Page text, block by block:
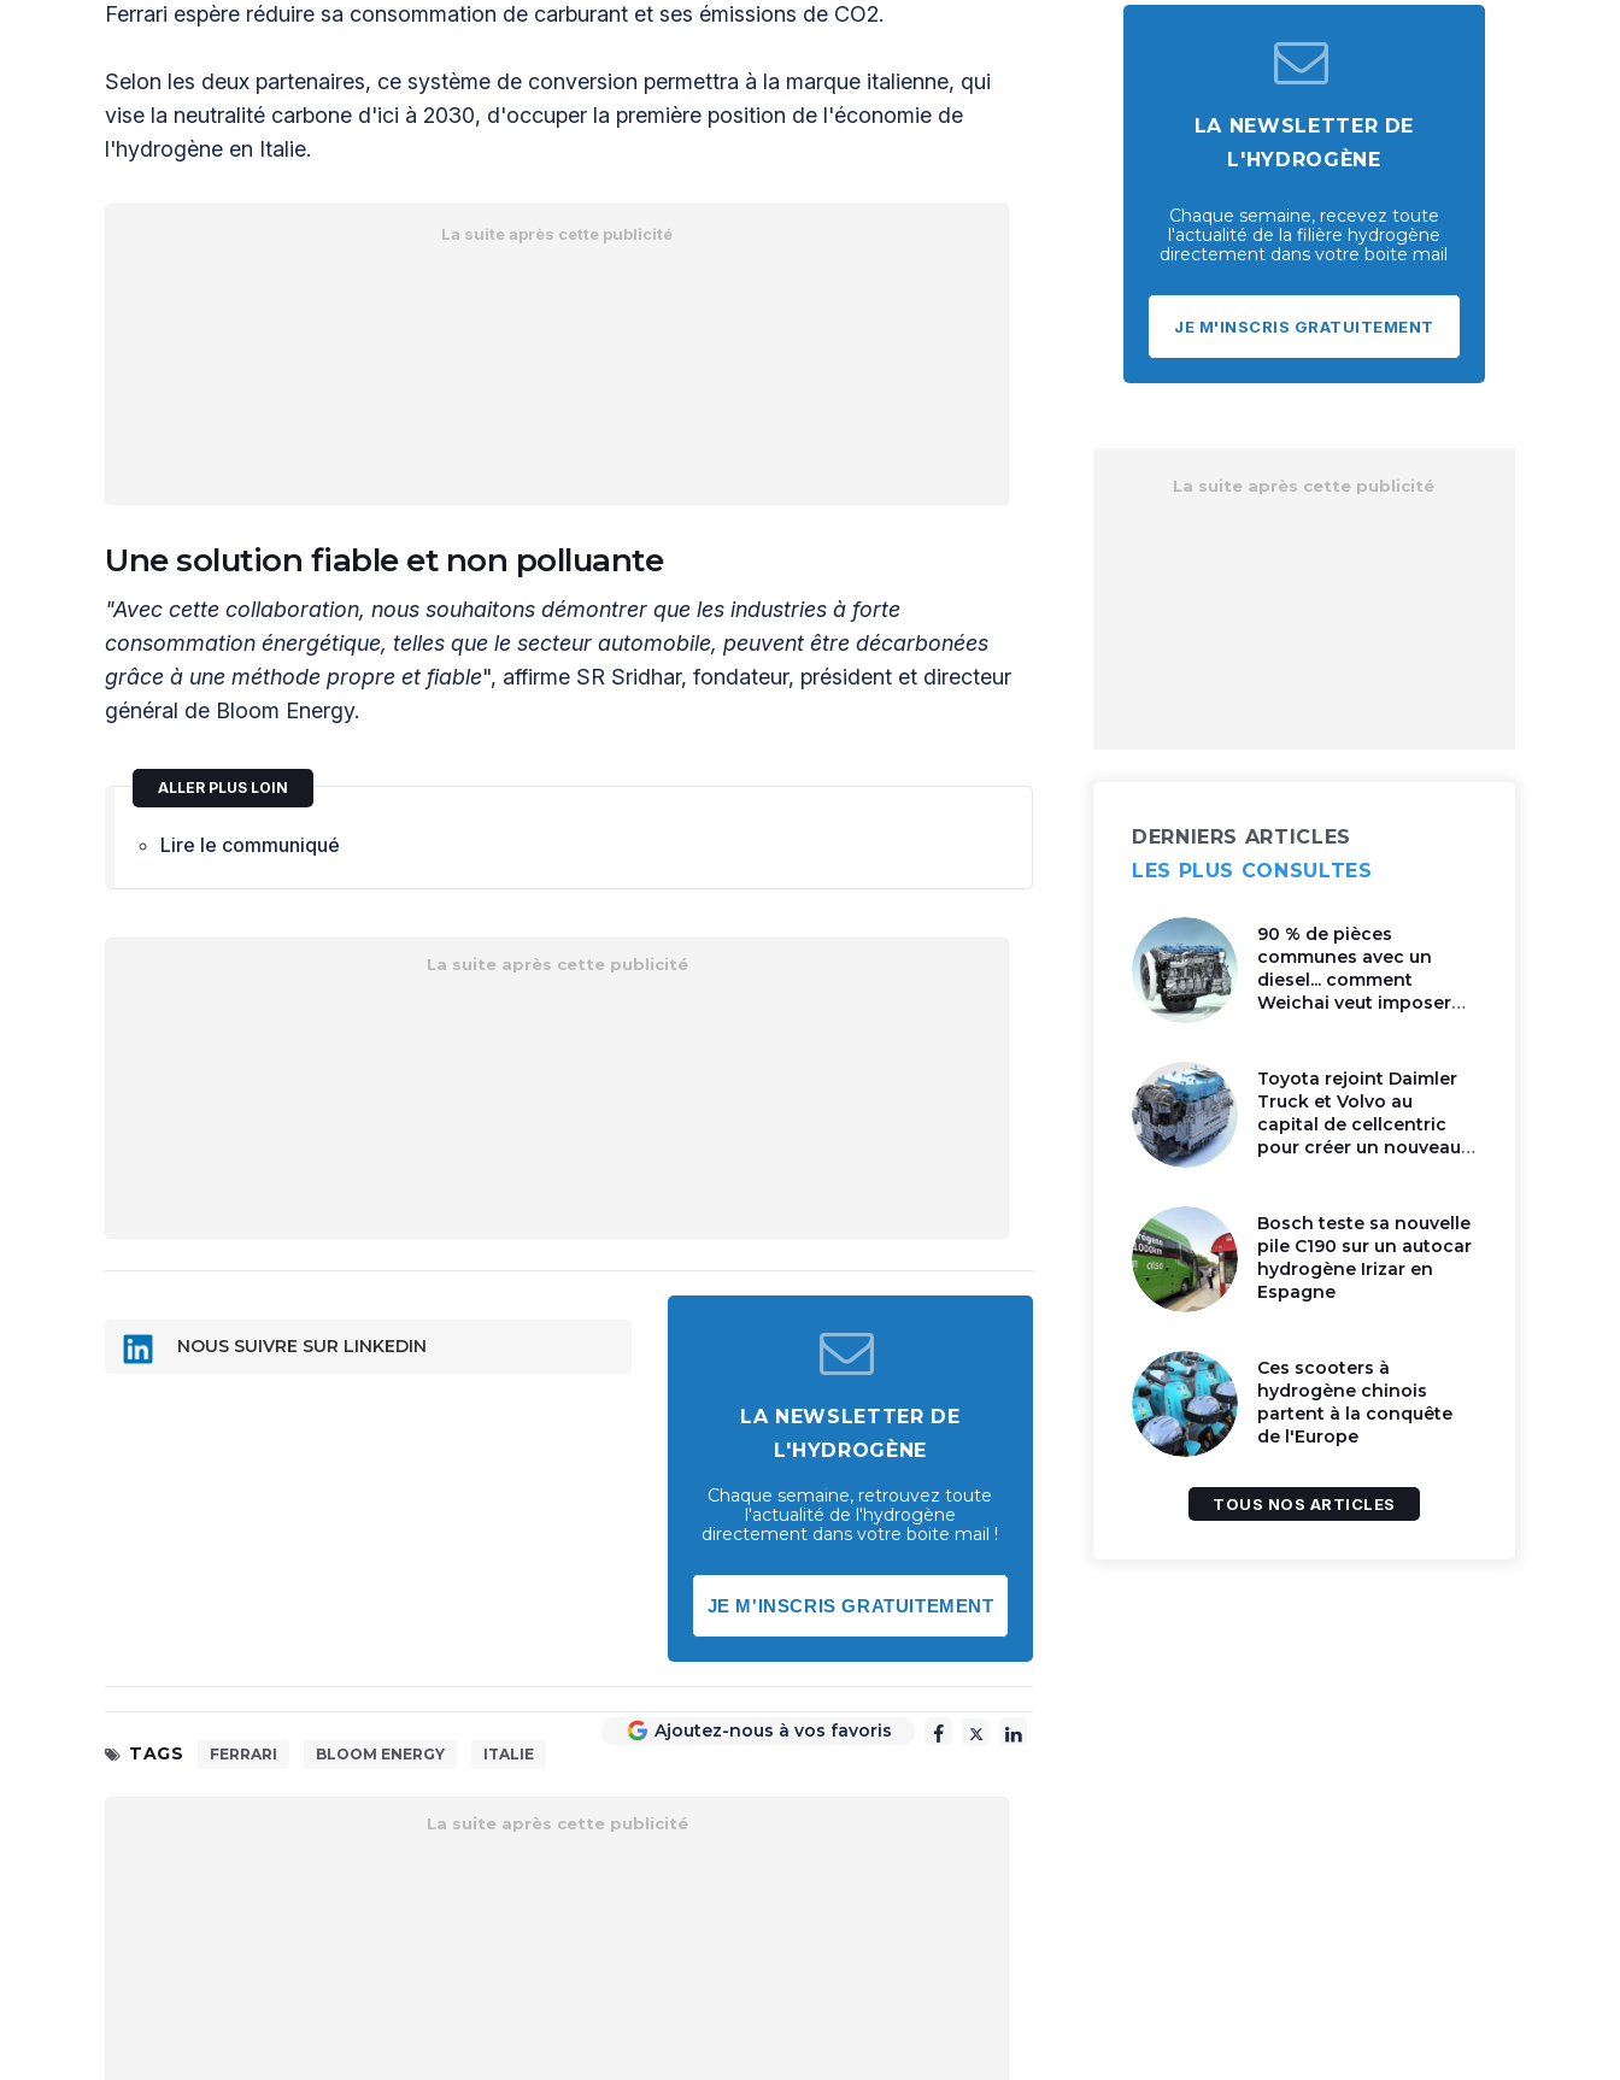
Ferrari espère réduire sa consommation de carburant et ses émissions de CO2.
Selon les deux partenaires, ce système de conversion permettra à la marque italienne, qui
vise la neutralité carbone d'ici à 2030, d'occuper la première position de l'économie de
l'hydrogène en Italie.
Une solution fiable et non polluante
"Avec cette collaboration, nous souhaitons démontrer que les industries à forte
consommation énergétique, telles que le secteur automobile, peuvent être décarbonées
grâce à une méthode propre et fiable", affirme SR Sridhar, fondateur, président et directeur
général de Bloom Energy.
ALLER PLUS LOIN
Lire le communiqué
NOUS SUIVRE SUR LINKEDIN
LA NEWSLETTER DE
L'HYDROGÈNE
Chaque semaine, retrouvez toute
l'actualité de l'hydrogène
directement dans votre boite mail !
JE M'INSCRIS GRATUITEMENT
Ajoutez-nous à vos favoris
TAGS
FERRARI BLOOM ENERGY ITALIE
LA NEWSLETTER DE
L'HYDROGÈNE
Chaque semaine, recevez toute
l'actualité de la filière hydrogène
directement dans votre boite mail
JE M'INSCRIS GRATUITEMENT
DERNIERS ARTICLES
LES PLUS CONSULTES
90 % de pièces
communes avec un
diesel... comment
Weichai veut imposer
Toyota rejoint Daimler
Truck et Volvo au
capital de cellcentric
pour créer un nouveau
Bosch teste sa nouvelle
pile C190 sur un autocar
hydrogène Irizar en
Espagne
Ces scooters à
hydrogène chinois
partent à la conquête
de l'Europe
TOUS NOS ARTICLES